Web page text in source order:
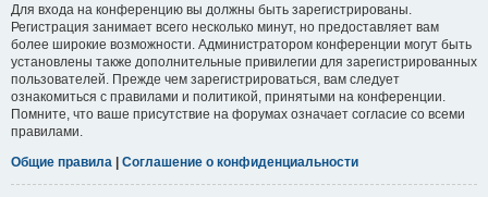
Для входа на конференцию вы должны быть зарегистрированы.
Регистрация занимает всего несколько минут, но предоставляет вам
более широкие возможности. Администратором конференции могут быть
установлены также дополнительные привилегии для зарегистрированных
пользователей. Прежде чем зарегистрироваться, вам следует
ознакомиться с правилами и политикой, принятыми на конференции.
Помните, что ваше присутствие на форумах означает согласие со всеми
правилами.
Общие правила | Соглашение о конфиденциальности